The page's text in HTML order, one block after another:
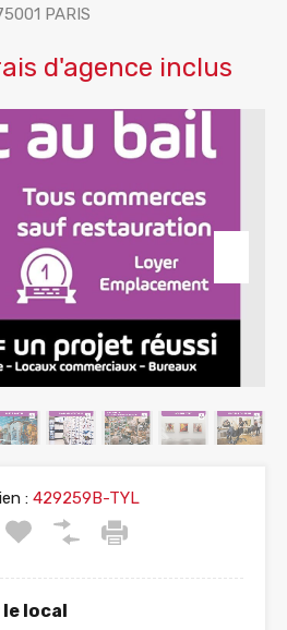
PARIS
d'agence inclus
: 429259B-TYL
local